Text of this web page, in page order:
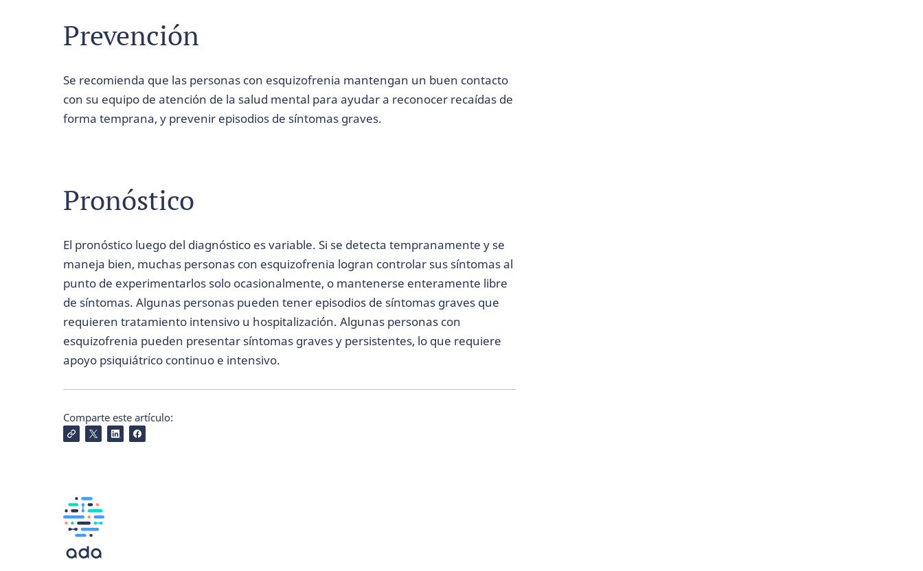
Prevención
Se recomienda que las personas con esquizofrenia mantengan un buen contacto
con su equipo de atención de la salud mental para ayudar a reconocer recaídas de
forma temprana, y prevenir episodios de síntomas graves.
Pronóstico
El pronóstico luego del diagnóstico es variable. Si se detecta tempranamente y se
maneja bien, muchas personas con esquizofrenia logran controlar sus síntomas al
punto de experimentarlos solo ocasionalmente, o mantenerse enteramente libre
de síntomas. Algunas personas pueden tener episodios de síntomas graves que
requieren tratamiento intensivo u hospitalización. Algunas personas con
esquizofrenia pueden presentar síntomas graves y persistentes, lo que requiere
apoyo psiquiátrico continuo e intensivo.
Comparte este artículo: